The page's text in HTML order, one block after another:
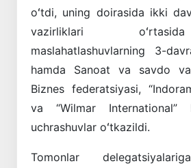
oʻtdi, uning doirasida ikki
vazirliklari
maslahatlashuvlarning 3-
hamda Sanoat va savdo
Biznes federatsiyasi,
va “Wilmar International”
uchrashuvlar oʻtkazildi.
Tomonlar